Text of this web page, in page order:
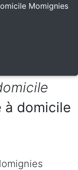
Momignies
à domicile